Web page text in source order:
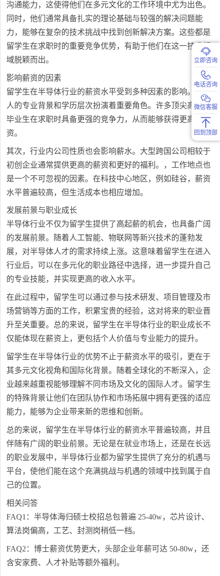
沟通能力，这使得他们在多元文化的工作环境中尤为出色。
同时，他们通常具备扎实的理论基础与较强的解决问题能
力，能够在复杂的技术挑战中找到创新解决方案。这些都是
留学生在求职时的重要竞争优势，有助于他们在这一技术领
域脱颖而出。
影响薪资的因素
留学生在半导体行业的薪资水平受到多种因素的影响。，个
人的专业背景和学历层次扮演着重要角色。许多顶尖高校的
毕业生在求职时具备更强的竞争力，从而能够获得更高的薪
资。
其次，行业内公司性质也会影响薪水。大型跨国公司相较于
初创企业通常提供更高的薪资和更好的福利。，工作地点也
是一个不可忽视的因素。在科技中心地区，例如硅谷，薪资
水平普遍较高，但生活成本也相应增加。
发展前景与职业成长
半导体行业不仅为留学生提供了高起薪的机会，也具备广阔
的发展前景。随着人工智能、物联网等新兴技术的蓬勃发
展，对半导体人才的需求持续上涨。这意味着留学生在进入
行业后，可以在多元化的职业路径中选择，进一步提升自己
的专业技能，并实现更高的收入水平。
在此过程中，留学生可以通过参与技术研发、项目管理及市
场营销等方面的工作，积累宝贵的经验，这对将来的职业晋
升至关重要。总的来说，留学生在半导体行业的职业成长不
仅能体现在薪资上，更包括个人价值与专业能力的提升。
留学生在半导体行业的优势不止于薪资水平的吸引，更在于
其多元文化视角和国际化背景。随着全球化的不断深入，企
业越来越重视能够理解不同市场及文化的国际人才。留学生
的特殊背景让他们在团队协作和市场拓展中拥有更强的适应
能力，能够为企业带来新的思维和创新。
总的来说，留学生在半导体行业的薪资水平普遍较高，并且
伴随有广阔的职业前景。无论是在就业市场上，还是在长远
的职业发展中，半导体行业都为留学生提供了充分的机遇与
平台，使他们能在这个充满挑战与机遇的领域中找到属于自
己的位置。
相关问答
FAQ1：半导体海归硕士校招总包普遍 25-40w，芯片设计、
算法岗偏高，工艺、封测岗稍低一档。
FAQ2：博士薪资优势更大，头部企业年薪可达 50-80w，还
含安家费、人才补贴等额外福利。
立即咨询
电话咨询
微信客服
回到顶部